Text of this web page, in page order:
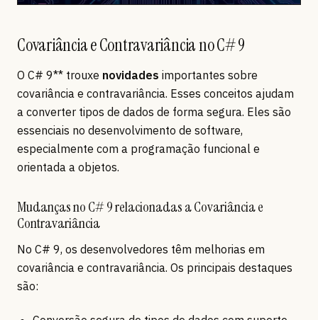
Covariância e Contravariância no C# 9
O C# 9** trouxe novidades importantes sobre
covariância e contravariância. Esses conceitos ajudam
a converter tipos de dados de forma segura. Eles são
essenciais no desenvolvimento de software,
especialmente com a programação funcional e
orientada a objetos.
Mudanças no C# 9 relacionadas a Covariância e
Contravariância
No C# 9, os desenvolvedores têm melhorias em
covariância e contravariância. Os principais destaques
são: